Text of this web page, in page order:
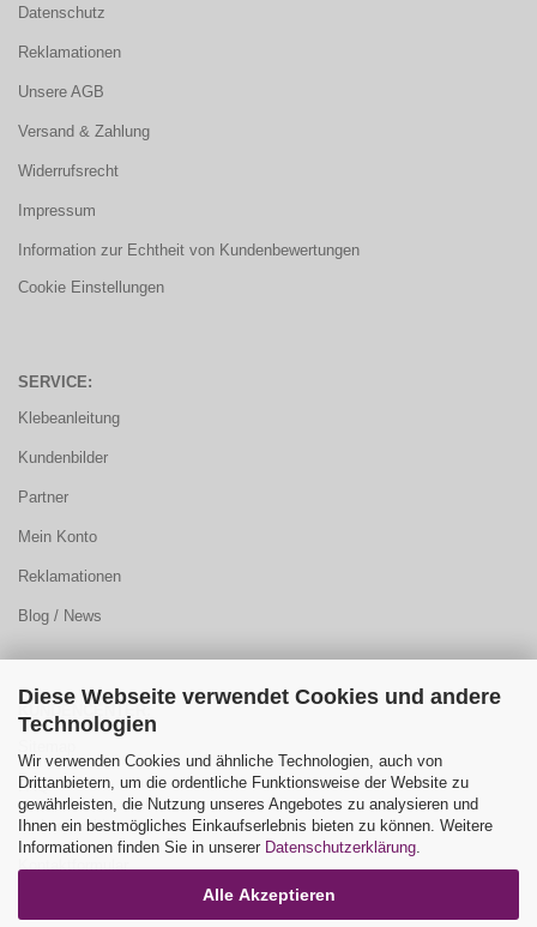
Diese Webseite verwendet Cookies und andere
Technologien
Wir verwenden Cookies und ähnliche Technologien, auch von
Drittanbietern, um die ordentliche Funktionsweise der Website zu
gewährleisten, die Nutzung unseres Angebotes zu analysieren und
Ihnen ein bestmögliches Einkaufserlebnis bieten zu können. Weitere
Informationen finden Sie in unserer Datenschutzerklärung.
Alle Akzeptieren
Datenschutz
Reklamationen
Unsere AGB
Versand & Zahlung
Widerrufsrecht
Impressum
Information zur Echtheit von Kundenbewertungen
Cookie Einstellungen
SERVICE:
Klebeanleitung
Kundenbilder
Partner
Mein Konto
Reklamationen
Blog / News
FAQ
Farbauswahl
Kontaktformular